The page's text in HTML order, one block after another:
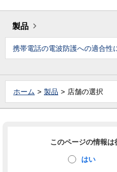
製品
携帯電話の電波防護への適合性
ホーム 製品 店舗の選択
このページの情報は
はい